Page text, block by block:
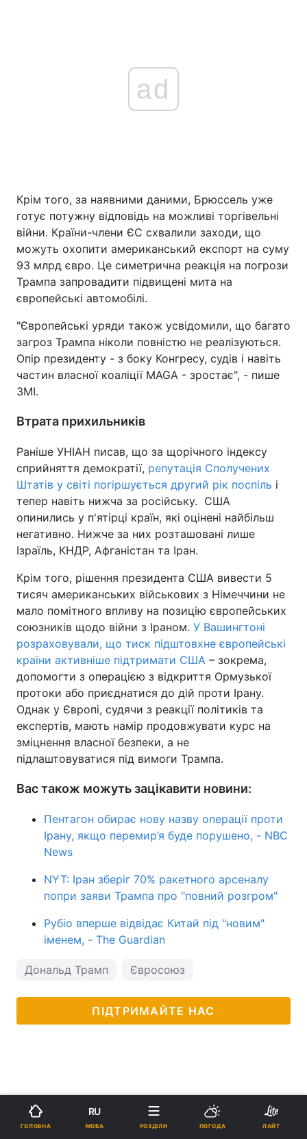
ad
Крім того, за наявними даними, Брюссель уже
готує потужну відповідь на можливі торгівельні
війни. Країни-члени ЄС схвалили заходи, що
можуть охопити американський експорт на суму
93 млрд євро. Це симетрична реакція на погрози
Трампа запровадити підвищені мита на
європейські автомобілі.
"Європейські уряди також усвідомили, що багато
загроз Трампа ніколи повністю не реалізуються.
Опір президенту - з боку Конгресу, судів і навіть
частин власної коаліції MAGA - зростає", - пише
ЗМІ.
Втрата прихильників
Раніше УНІАН писав, що за щорічного індексу
сприйняття демократії, репутація Сполучених
Штатів у світі погіршується другий рік поспіль і
тепер навіть нижча за російську. США
опинились у п'ятірці країн, які оцінені найбільш
негативно. Нижче за них розташовані лише
Ізраїль, КНДР, Афганістан та Іран.
Крім того, рішення президента США вивести 5
тисяч американських військових з Німеччини не
мало помітного впливу на позицію європейських
союзників щодо війни з Іраном. У Вашингтоні
розраховували, що тиск підштовхне європейські
країни активніше підтримати США – зокрема,
допомогти з операцією з відкриття Ормузької
протоки або приєднатися до дій проти Ірану.
Однак у Європі, судячи з реакції політиків та
експертів, мають намір продовжувати курс на
зміцнення власної безпеки, а не
підлаштовуватися під вимоги Трампа.
Вас також можуть зацікавити новини:
Пентагон обирає нову назву операції проти
Ірану, якщо перемир’я буде порушено, - NBC
News
NYT: Іран зберіг 70% ракетного арсеналу
попри заяви Трампа про "повний розгром"
Рубіо вперше відвідає Китай під "новим"
іменем, - The Guardian
Дональд Трамп Євросоюз
ПІДТРИМАЙТЕ НАС
ГОЛОВНА
RU
МОВА РОЗДІЛИ ПОГОДА ЛАЙТ